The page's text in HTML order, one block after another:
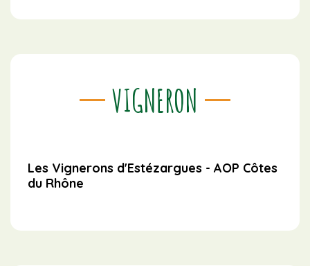
VIGNERON
Les Vignerons d'Estézargues - AOP Côtes
du Rhône